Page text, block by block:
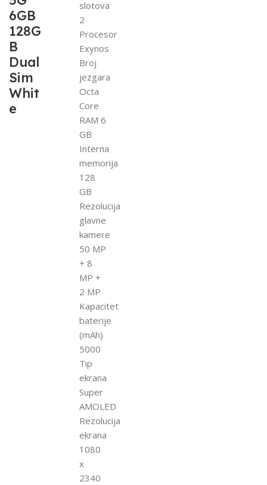
6GB
128G
B
Dual
Sim
Whit
e
slotova
2
Procesor
Exynos
Broj
jezgara
Octa
Core
RAM 6
GB
Interna
memorija
128
GB
Rezolucija
glavne
kamere
50 MP
+ 8
MP +
2 MP
Kapacitet
baterije
(mAh)
5000
Tip
ekrana
Super
AMOLED
Rezolucija
ekrana
1080
x
2340